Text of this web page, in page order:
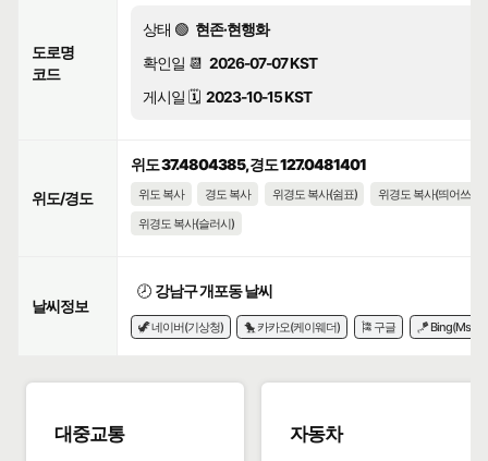
도로명
코드
상태 🟢 현존·현행화
확인일 📆 2026-07-07 KST
게시일 🗓️ 2023-10-15 KST
위도/경도
위도 37.4804385, 경도 127.0481401
위도 복사 경도 복사 위경도 복사(쉼표)
위경도 복사(띄어쓰기)
위경도 복사(슬러시)
날씨정보
🕗 강남구 개포동 날씨
🦖 네이버(기상청) 🐤 카카오(케이웨더) 🎏 구글 🪁 Bing(Msn)
대중교통
자동차